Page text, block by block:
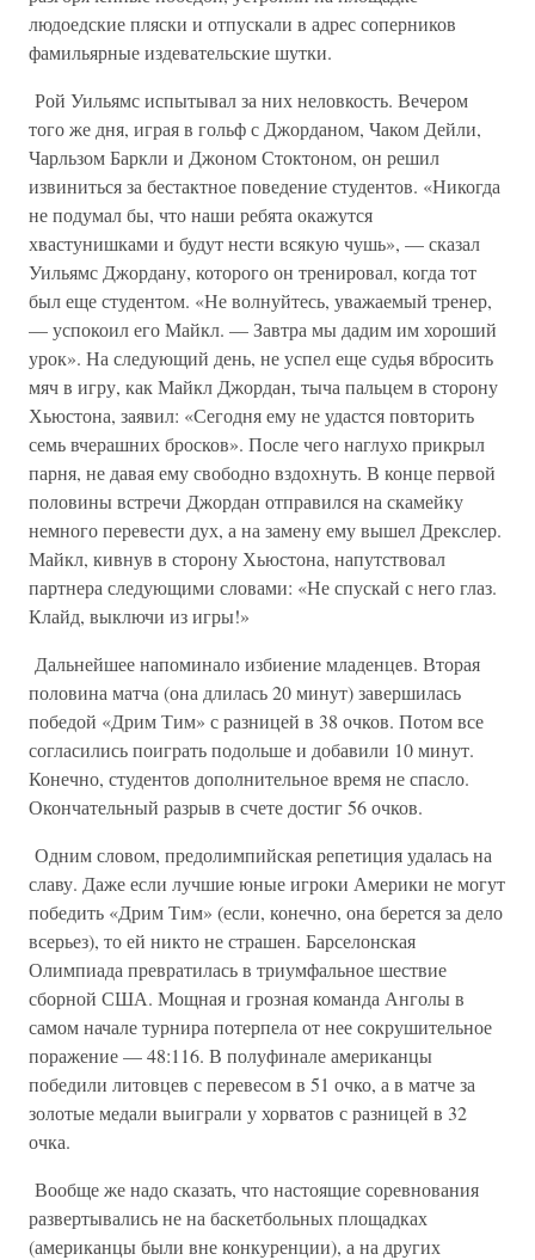
людоедские пляски и отпускали в адрес соперников
фамильярные издевательские шутки.
Рой Уильямс испытывал за них неловкость. Вечером
того же дня, играя в гольф с Джорданом, Чаком Дейли,
Чарльзом Баркли и Джоном Стоктоном, он решил
извиниться за бестактное поведение студентов. «Никогда
не подумал бы, что наши ребята окажутся
хвастунишками и будут нести всякую чушь», — сказал
Уильямс Джордану, которого он тренировал, когда тот
был еще студентом. «Не волнуйтесь, уважаемый тренер,
— успокоил его Майкл. — Завтра мы дадим им хороший
урок». На следующий день, не успел еще судья вбросить
мяч в игру, как Майкл Джордан, тыча пальцем в сторону
Хьюстона, заявил: «Сегодня ему не удастся повторить
семь вчерашних бросков». После чего наглухо прикрыл
парня, не давая ему свободно вздохнуть. В конце первой
половины встречи Джордан отправился на скамейку
немного перевести дух, а на замену ему вышел Дрекслер.
Майкл, кивнув в сторону Хьюстона, напутствовал
партнера следующими словами: «Не спускай с него глаз.
Клайд, выключи из игры!»
Дальнейшее напоминало избиение младенцев. Вторая
половина матча (она длилась 20 минут) завершилась
победой «Дрим Тим» с разницей в 38 очков. Потом все
согласились поиграть подольше и добавили 10 минут.
Конечно, студентов дополнительное время не спасло.
Окончательный разрыв в счете достиг 56 очков.
Одним словом, предолимпийская репетиция удалась на
славу. Даже если лучшие юные игроки Америки не могут
победить «Дрим Тим» (если, конечно, она берется за дело
всерьез), то ей никто не страшен. Барселонская
Олимпиада превратилась в триумфальное шествие
сборной США. Мощная и грозная команда Анголы в
самом начале турнира потерпела от нее сокрушительное
поражение — 48:116. В полуфинале американцы
победили литовцев с перевесом в 51 очко, а в матче за
золотые медали выиграли у хорватов с разницей в 32
очка.
Вообще же надо сказать, что настоящие соревнования
развертывались не на баскетбольных площадках
(американцы были вне конкуренции), а на других